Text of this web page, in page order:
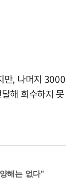
만, 나머지 3000
해 회수하지 못
해는 없다"